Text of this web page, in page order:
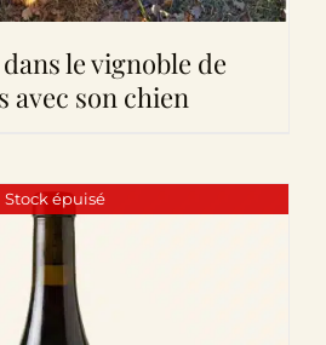
le vignoble de
avec son chien
Stock épuisé